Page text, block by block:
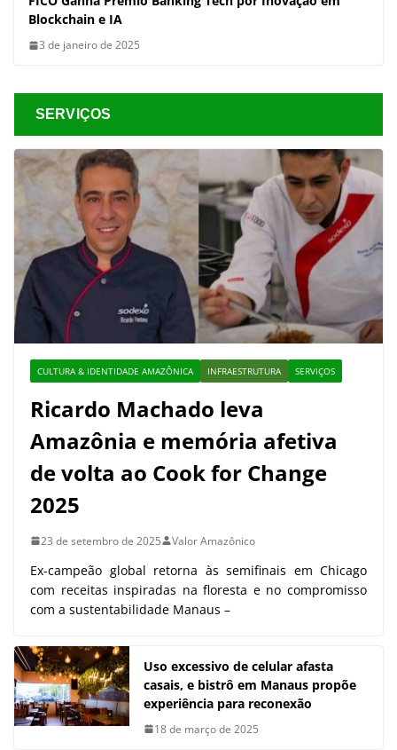
Blockchain e IA
3 de janeiro de 2025
SERVIÇOS
CULTURA & IDENTIDADE AMAZÔNICA INFRAESTRUTURA SERVIÇOS
Ricardo Machado leva
Amazônia e memória afetiva
de volta ao Cook for Change
2025
23 de setembro de 2025 Valor Amazônico
Ex-campeão global retorna às semifinais em Chicago
com receitas inspiradas na floresta e no compromisso
com a sustentabilidade Manaus –
Uso excessivo de celular afasta
casais, e bistrô em Manaus propõe
experiência para reconexão
18 de março de 2025